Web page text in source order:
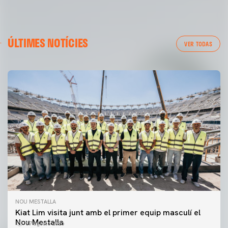
ÚLTIMES NOTÍCIES VER TODAS
NOU MESTALLA
Kiat Lim visita junt amb el primer equip masculí el
Nou Mestalla
07 agosto 2026